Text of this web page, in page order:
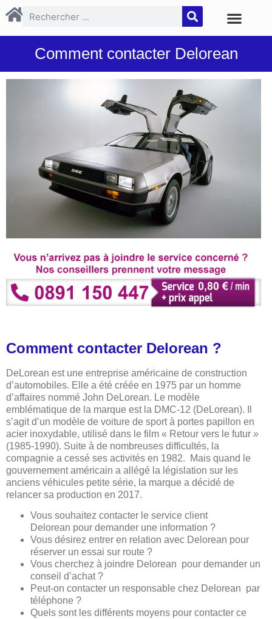
Comment contacter Delorean
Comment contacter Delorean ?
DeLorean est une entreprise américaine de construction
d’automobiles. Elle a été créée en 1975 par un homme
d’affaires nommé John DeLorean. Le modèle
emblématique de la marque est la DMC-12 (DeLorean). Il
s’agit d’un modèle de voiture de sport à portes papillon en
acier inoxydable, utilisé dans le film « Retour vers le futur »
(1985-1990). Suite à de nombreuses difficultés, la
compagnie a cessé ses activités en 1982. Mais quand le
gouvernement américain a allégé la législation sur les
anciens véhicules petite série, la marque a décidé de
relancer sa production en 2017.
Vous souhaitez contacter le service client
Delorean pour demander une information ?
Vous désirez entrer en relation avec Delorean pour
réserver un essai sur route ?
Vous cherchez à joindre Delorean pour demander un
conseil d’achat ?
Peut-on contacter un responsable chez Delorean par
téléphone ?
Quels sont les différents moyens pour contacter ce